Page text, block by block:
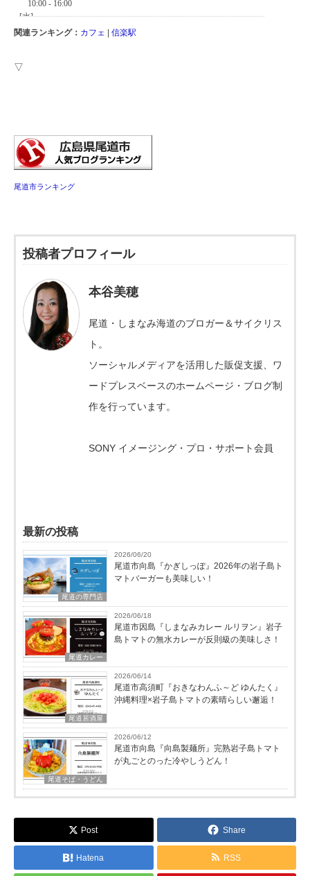
関連ランキング： カフェ | 信楽駅
▽
尾道市ランキング
投稿者プロフィール
本谷美穂
尾道・しまなみ海道のブロガー＆サイクリス
ト。
ソーシャルメディアを活用した販促支援、ワ
ードプレスベースのホームページ・ブログ制
作を行っています。
SONY イメージング・プロ・サポート会員
最新の投稿
尾道の専門店
2026/06/20
尾道市向島『かぎしっぽ』2026年の岩子島ト
マトバーガーも美味しい！
尾道カレー
2026/06/18
尾道市因島『しまなみカレー ルリヲン』岩子
島トマトの無水カレーが反則級の美味しさ！
尾道居酒屋
2026/06/14
尾道市高須町『おきなわんふ～ど ゆんたく』
沖縄料理×岩子島トマトの素晴らしい邂逅！
尾道そば・うどん
2026/06/12
尾道市向島『向島製麺所』完熟岩子島トマト
が丸ごとのった冷やしうどん！
Post Share
Hatena RSS